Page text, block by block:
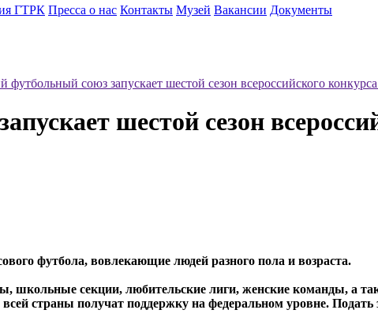
ГТРК Пресса о нас Контакты Музей Вакансии Документы
футбольный союз запускает шестой сезон всероссийского
шестой сезон
футбола, вовлекающие людей разного пола и возраста.
школьные секции, любительские лиги, женские команды, а
страны получат поддержку на федеральном уровне.